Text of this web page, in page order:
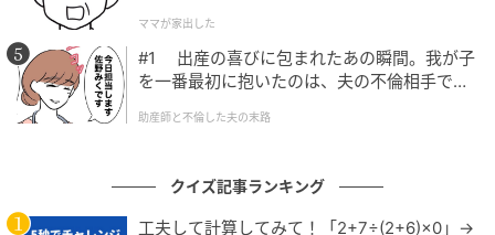
ママが家出した
#1 出産の喜びに包まれたあの瞬間。我が子
を一番最初に抱いたのは、夫の不倫相手でし
助産師と不倫した夫の末路
クイズ記事ランキング
工夫して計算してみて！「2+7÷(2+6)×0」→